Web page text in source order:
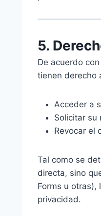
5.
De acuerdo
tienen derecho
Acceder a
Solicitar su
Revocar el
Tal como se
directa, sino
Forms u otras),
privacidad.